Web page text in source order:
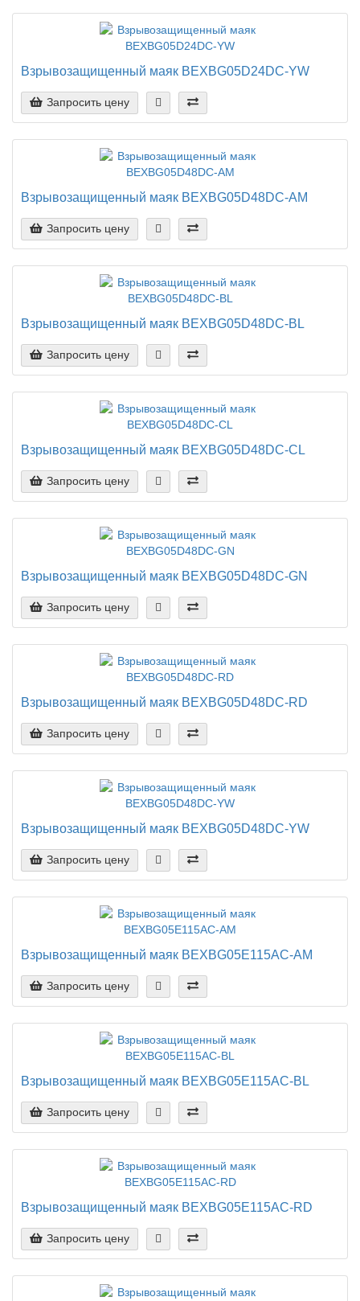
Взрывозащищенный маяк BEXBG05D24DC-YW
Запросить цену
Взрывозащищенный маяк BEXBG05D48DC-AM
Запросить цену
Взрывозащищенный маяк BEXBG05D48DC-BL
Запросить цену
Взрывозащищенный маяк BEXBG05D48DC-CL
Запросить цену
Взрывозащищенный маяк BEXBG05D48DC-GN
Запросить цену
Взрывозащищенный маяк BEXBG05D48DC-RD
Запросить цену
Взрывозащищенный маяк BEXBG05D48DC-YW
Запросить цену
Взрывозащищенный маяк BEXBG05E115AC-AM
Запросить цену
Взрывозащищенный маяк BEXBG05E115AC-BL
Запросить цену
Взрывозащищенный маяк BEXBG05E115AC-RD
Запросить цену